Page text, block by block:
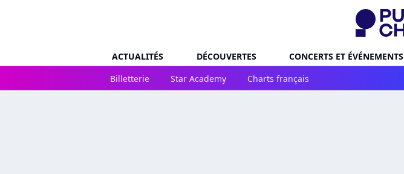
ACTUALITÉS DÉCOUVERTES CONCERTS ET ÉVÉNEMENTS
Billetterie
Star Academy Charts français